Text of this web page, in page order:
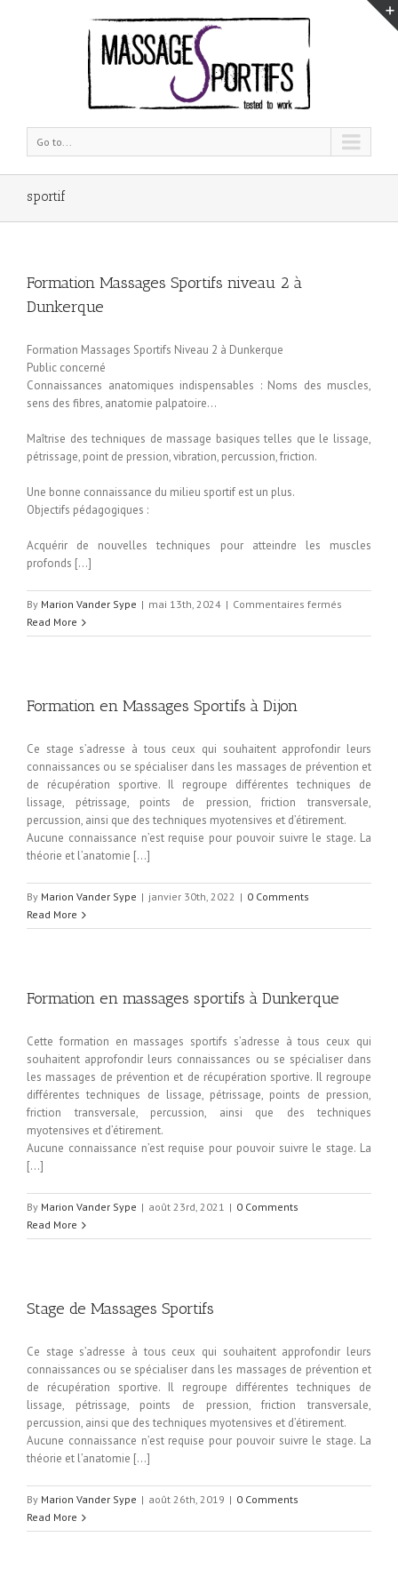
Go to...
sportif
Formation Massages Sportifs niveau 2 à
Dunkerque
Formation Massages Sportifs Niveau 2 à Dunkerque
Public concerné
Connaissances anatomiques indispensables : Noms des muscles,
sens des fibres, anatomie palpatoire…
Maîtrise des techniques de massage basiques telles que le lissage,
pétrissage, point de pression, vibration, percussion, friction.
Une bonne connaissance du milieu sportif est un plus.
Objectifs pédagogiques :
Acquérir de nouvelles techniques pour atteindre les muscles
profonds […]
By Marion Vander Sype | mai 13th, 2024 | Commentaires fermés
Massages
Read More
Formation en Massages Sportifs à Dijon
Ce stage s’adresse à tous ceux qui souhaitent approfondir leurs
connaissances ou se spécialiser dans les massages de prévention et
de récupération sportive. Il regroupe différentes techniques de
lissage, pétrissage, points de pression, friction transversale,
percussion, ainsi que des techniques myotensives et d’étirement.
Aucune connaissance n’est requise pour pouvoir suivre le stage. La
théorie et l’anatomie […]
By Marion Vander Sype | janvier 30th, 2022 | 0 Comments
Read More
Formation en massages sportifs à Dunkerque
Cette formation en massages sportifs s’adresse à tous ceux qui
souhaitent approfondir leurs connaissances ou se spécialiser dans
les massages de prévention et de récupération sportive. Il regroupe
différentes techniques de lissage, pétrissage, points de pression,
friction transversale, percussion, ainsi que des techniques
myotensives et d’étirement.
Aucune connaissance n’est requise pour pouvoir suivre le stage. La
[…]
By Marion Vander Sype | août 23rd, 2021 | 0 Comments
Read More
Stage de Massages Sportifs
Ce stage s’adresse à tous ceux qui souhaitent approfondir leurs
connaissances ou se spécialiser dans les massages de prévention et
de récupération sportive. Il regroupe différentes techniques de
lissage, pétrissage, points de pression, friction transversale,
percussion, ainsi que des techniques myotensives et d’étirement.
Aucune connaissance n’est requise pour pouvoir suivre le stage. La
théorie et l’anatomie […]
By Marion Vander Sype | août 26th, 2019 | 0 Comments
Read More